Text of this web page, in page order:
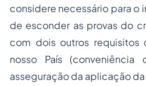
considere necessário para o
de esconder as provas do
com dois outros requisitos
nosso País (conveniência
asseguração da aplicação